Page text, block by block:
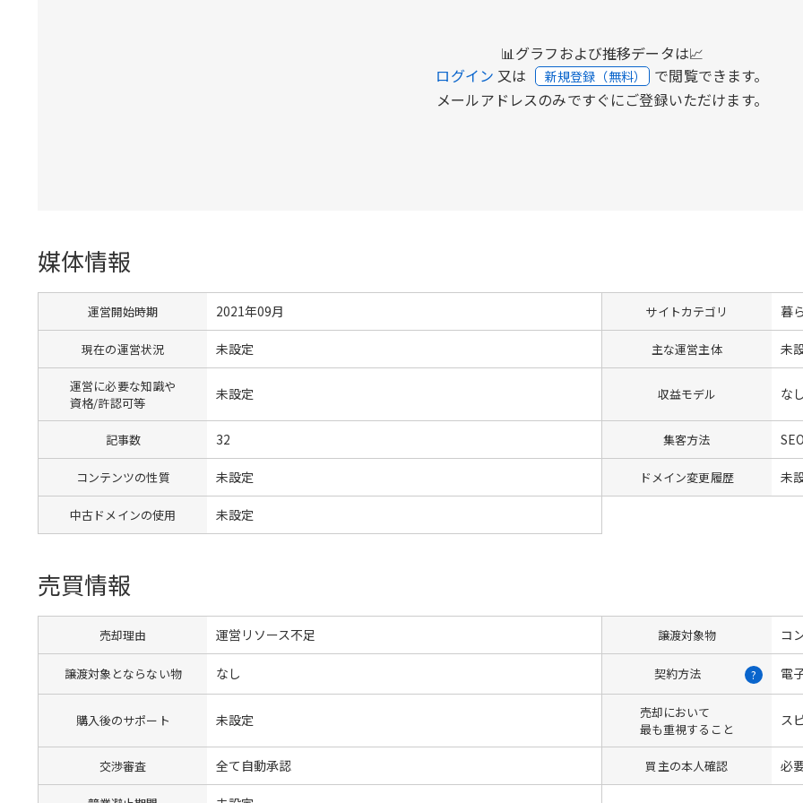
📊グラフおよび推移データは📈
ログイン 又は 新規登録（無料） で閲覧できます。
メールアドレスのみですぐにご登録いただけます。
媒体情報
運営開始時期 2021年09月 サイトカテゴリ 暮
現在の運営状況 未設定 主な運営主体 未
運営に必要な知識や
資格/許認可等
未設定 収益モデル なし
記事数 32 集客方法 SEO
コンテンツの性質 未設定 ドメイン変更履歴 未
中古ドメインの使用 未設定
売買情報
売却理由 運営リソース不足 譲渡対象物 コ
譲渡対象とならない物 なし 契約方法 ? 電
購入後のサポート 未設定
売却において
最も重視すること
ス
交渉審査 全て自動承認 買主の本人確認 必